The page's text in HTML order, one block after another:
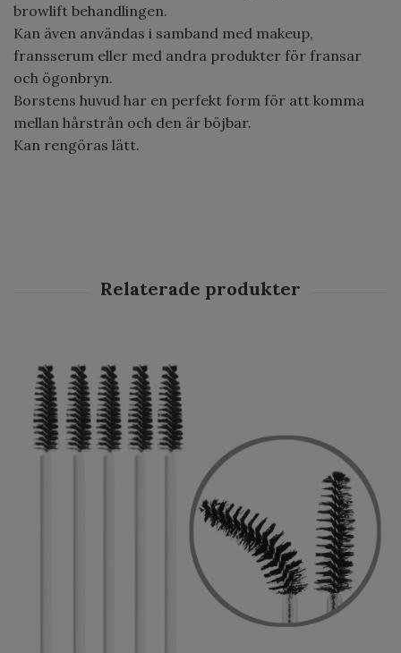
browlift behandlingen.
Kan även användas i samband med makeup,
fransserum eller med andra produkter för fransar
och ögonbryn.
Borstens huvud har en perfekt form för att komma
mellan hårstrån och den är böjbar.
Kan rengöras lätt.